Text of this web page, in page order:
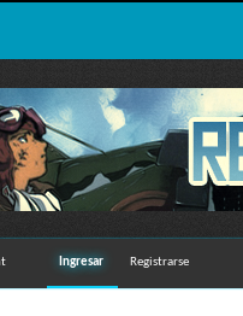
Ingresar Registrarse